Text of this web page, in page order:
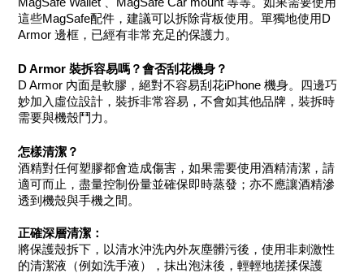
這些MagSafe配件，建議可以拆除背板使用。單獨地使用D
Armor 邊框，已經有非常充足的保護力。
D Armor 裝拆容易嗎？會否刮花機身？
D Armor 內面是軟膠，絕對不容易刮花iPhone 機身。四邊巧
妙加入虛位設計，裝拆非常容易，不會如其他品牌，裝拆時
需要與機殼鬥力。
怎樣清潔？
酒精對任何塑膠都會造成傷害，如果需要使用酒精清潔，請
適可而止，盡量控制份量並確保即時蒸發；亦不應讓酒精滲
透到機殼與手機之間。
正確深層清潔：
將保護殼拆下，以清水沖洗內外灰塵髒污後，使用非刺激性
的清潔液（例如洗手液），抹出泡沫後，輕輕地搓揉保護